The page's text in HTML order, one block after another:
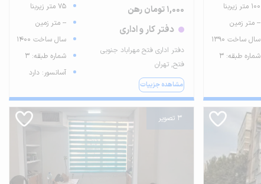
100 متر زیربنا
-- متر زمین
سال ساخت 1390
شماره طبقه: 3
1,000 تومان رهن
دفتر کار و اداری
دفتر اداری فتح مهراباد جنوبی
فتح, تهران
مشاهده جزییات
75 متر زیربنا
-- متر زمین
سال ساخت 1400
شماره طبقه: 3
آسانسور: دارد
3 تصویر